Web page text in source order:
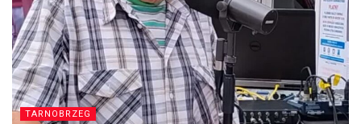
TARNOBRZEG